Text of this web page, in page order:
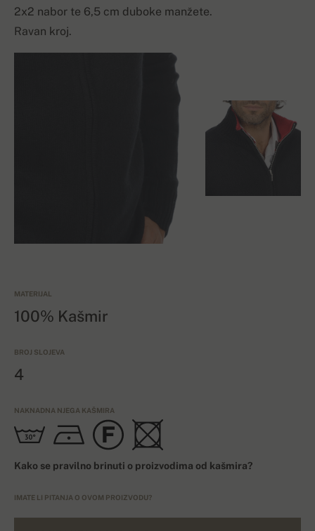
2x2 nabor te 6,5 cm duboke manžete.
Ravan kroj.
MATERIJAL
100% Kašmir
BROJ SLOJEVA
4
NAKNADNA NJEGA KAŠMIRA
Kako se pravilno brinuti o proizvodima od kašmira?
IMATE LI PITANJA O OVOM PROIZVODU?